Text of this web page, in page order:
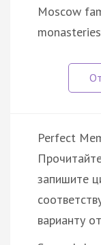
Moscow
Perfect
запишите
варианту